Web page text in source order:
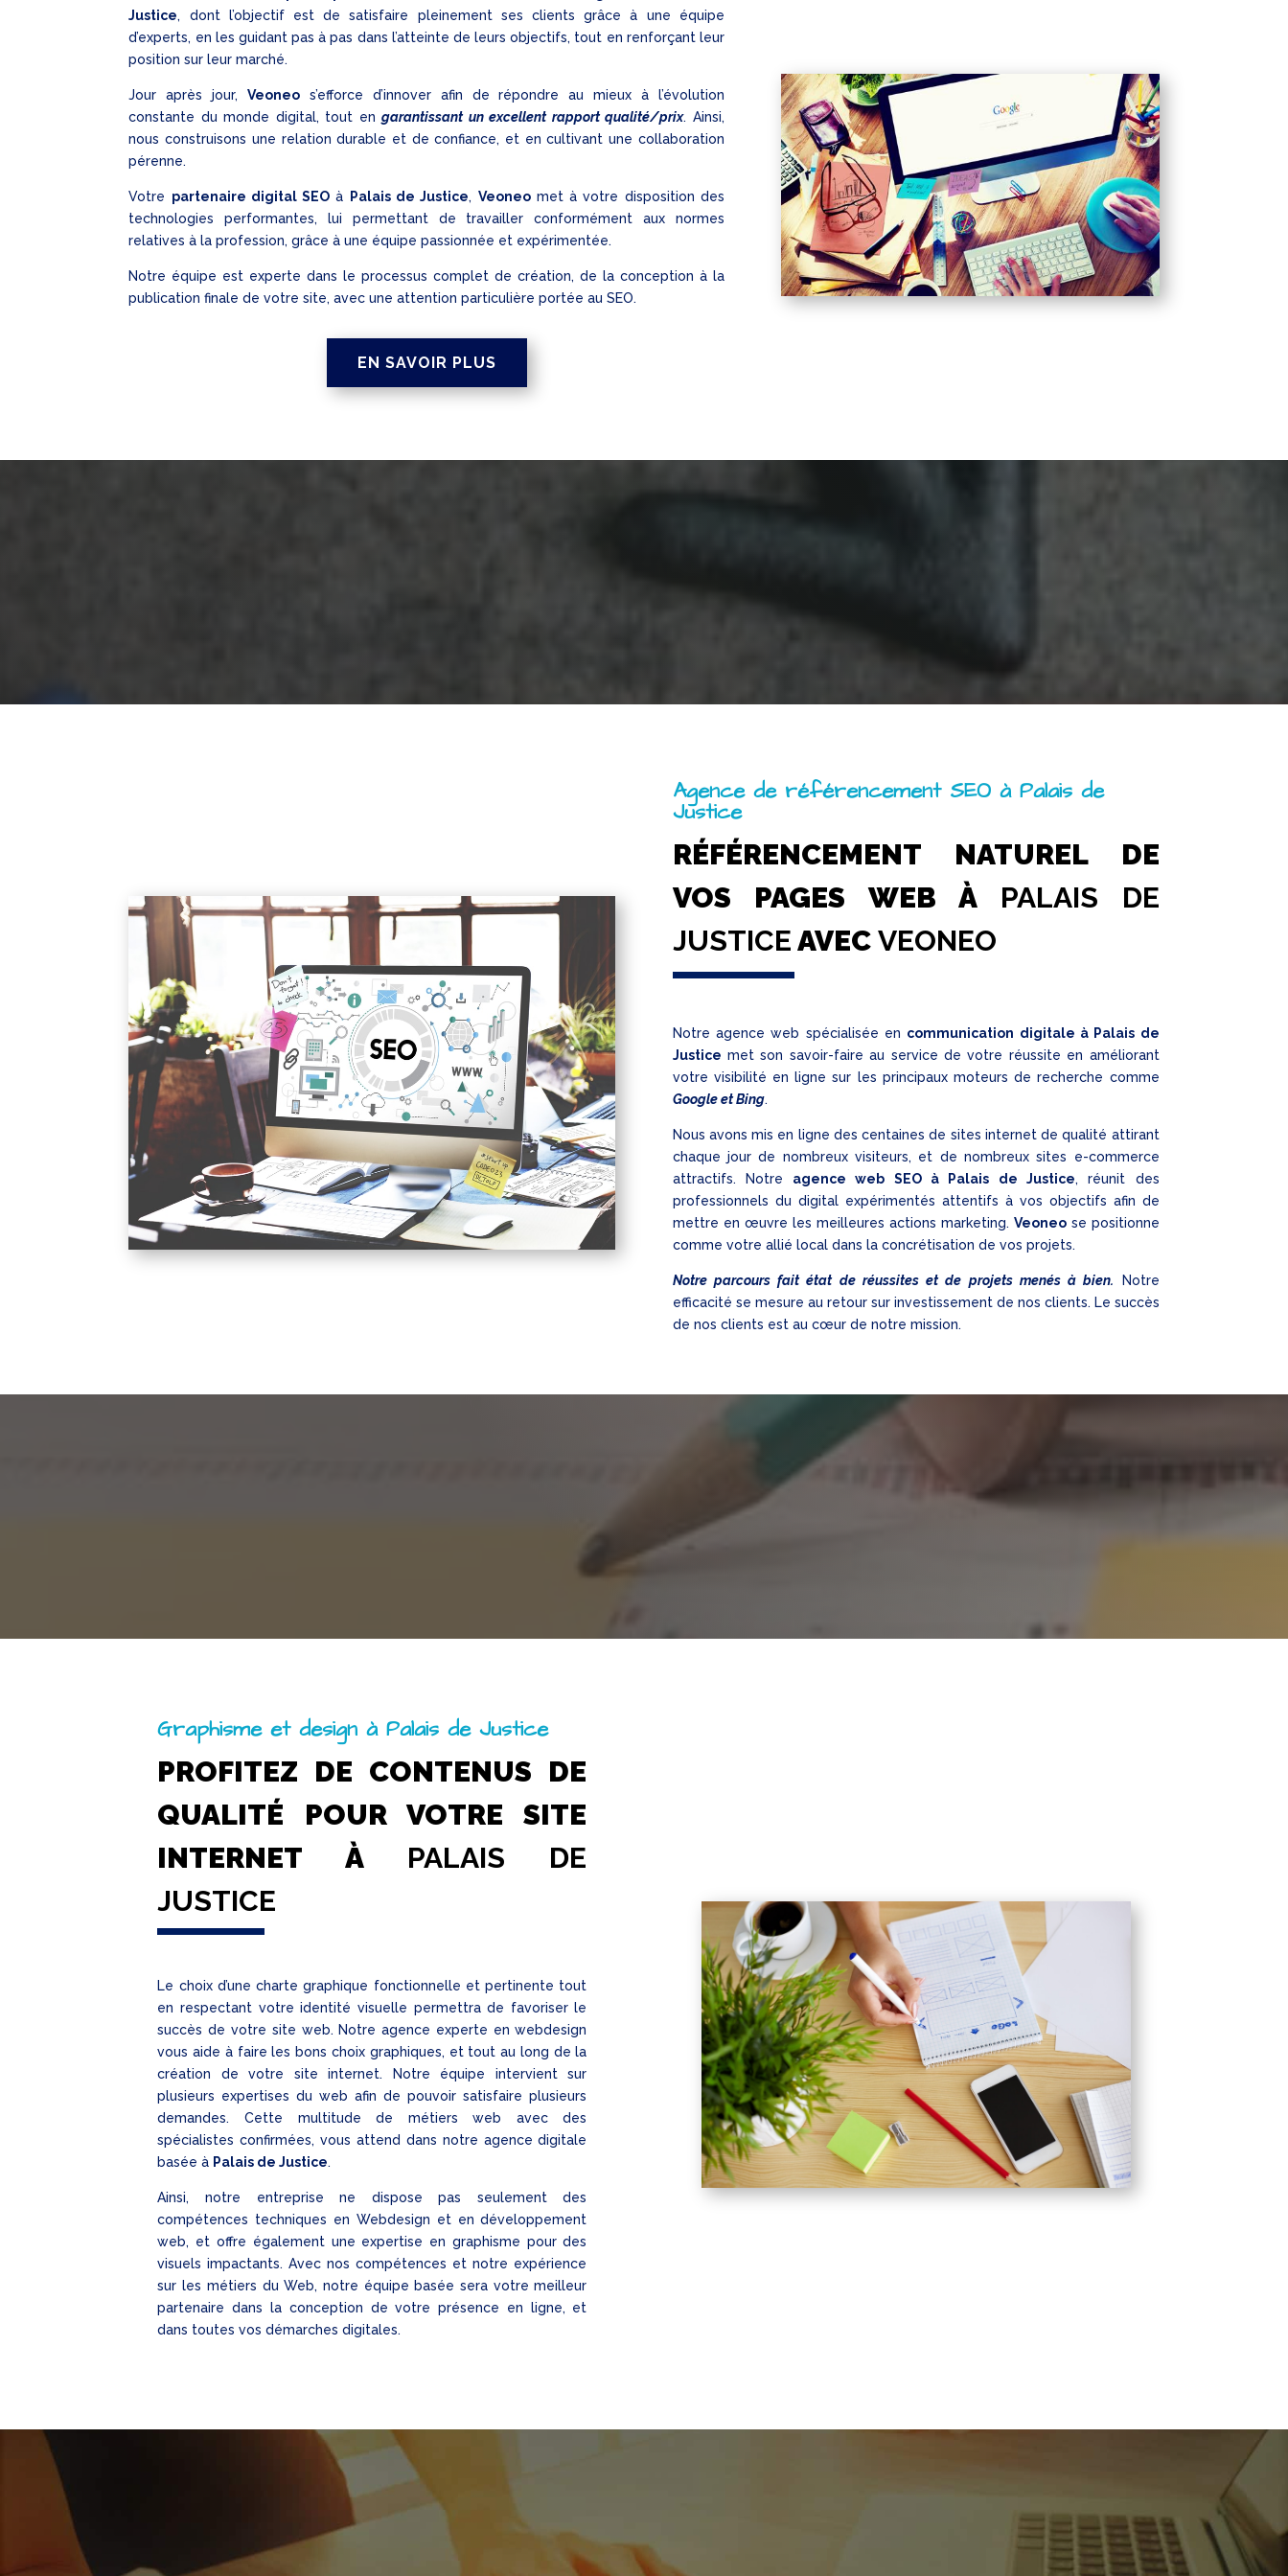
Justice, dont l’objectif est de satisfaire pleinement ses clients grâce à une équipe
d’experts, en les guidant pas à pas dans l’atteinte de leurs objectifs, tout en renforçant leur
position sur leur marché.
Jour après jour,Veoneo s’efforce d’innover afin de répondre au mieux à l’évolution
constante du monde digital, tout engarantissant un excellent rapport qualité/prix. Ainsi,
nous construisons une relation durable et de confiance, et en cultivant une collaboration
pérenne.
Votre partenaire digital SEO à Palais de Justice, Veoneomet à votre disposition des
technologies performantes, lui permettant de travailler conformément aux normes
relatives à la profession, grâce à une équipe passionnée et expérimentée.
Notre équipe est experte dans le processus complet de création, de la conception à la
publication finale de votre site, avec une attention particulière portée au SEO.
EN SAVOIR PLUS
Agence de référencement SEO à Palais de
Justice
RÉFÉRENCEMENT NATUREL DE
VOS PAGES WEB À PALAIS DE
JUSTICE AVEC VEONEO
Notre agence web spécialisée en communication digitale à Palais de
Justice met son savoir-faire au service de votre réussite en améliorant
votre visibilité en ligne sur les principaux moteurs de recherche comme
Google et Bing.
Nous avons mis en ligne des centaines de sites internet de qualité attirant
chaque jour de nombreux visiteurs, et de nombreux sites e-commerce
attractifs. Notre agence web SEO à Palais de Justice, réunit des
professionnels du digital expérimentés attentifs à vos objectifs afin de
mettre en œuvre les meilleures actions marketing. Veoneose positionne
comme votre allié local dans la concrétisation de vos projets.
Notre parcours fait état de réussites et de projets menés à bien. Notre
efficacité se mesure au retour sur investissement de nos clients. Le succès
de nos clients est au cœur de notre mission.
Graphisme et design à Palais de Justice
PROFITEZ DE CONTENUS DE
QUALITÉ POUR VOTRE SITE
INTERNET À PALAIS DE
JUSTICE
Le choix d’une charte graphique fonctionnelle et pertinente tout
en respectant votre identité visuelle permettra de favoriser le
succès de votre site web. Notre agence experte en webdesign
vous aide à faire les bons choix graphiques, et tout au long de la
création de votre site internet. Notre équipe intervient sur
plusieurs expertises du web afin de pouvoir satisfaire plusieurs
demandes. Cette multitude de métiers web avec des
spécialistes confirmées, vous attend dans notre agence digitale
basée à Palais de Justice.
Ainsi, notre entreprise ne dispose pas seulement des
compétences techniques en Webdesign et en développement
web, et offre également une expertise en graphisme pour des
visuels impactants. Avec nos compétences et notre expérience
sur les métiers du Web, notre équipe basée sera votre meilleur
partenaire dans la conception de votre présence en ligne, et
dans toutes vos démarches digitales.